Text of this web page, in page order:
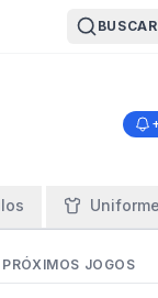
BUSCAR
PRÓXIMOS JOGOS